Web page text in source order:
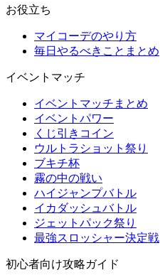
お役立ち
マイコーデのやり方
毎日やるべきことまとめ
イベントマッチ
イベントマッチまとめ
イベントパワー
くじ引きコイン
ウルトラショット祭り
ブキチ杯
霧の中の戦い
ハイジャンプバトル
イカダッシュバトル
ジェットパック祭り
最強スロッシャー決定戦
初心者向け攻略ガイド